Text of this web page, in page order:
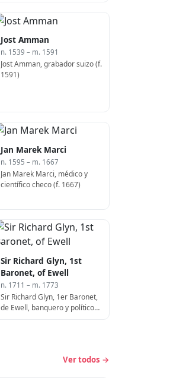
Jost Amman
n. 1539 – m. 1591
Jost Amman, grabador suizo (f.
1591)
Jan Marek Marci
n. 1595 – m. 1667
Jan Marek Marci, médico y
científico checo (f. 1667)
Sir Richard Glyn, 1st
Baronet, of Ewell
n. 1711 – m. 1773
Sir Richard Glyn, 1er Baronet,
de Ewell, banquero y político
Ver todos →